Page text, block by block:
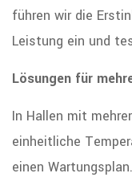
führen wir die
Leistung ein und
Lösungen für
In Hallen mit
einheitliche
einen Wartungsplan.